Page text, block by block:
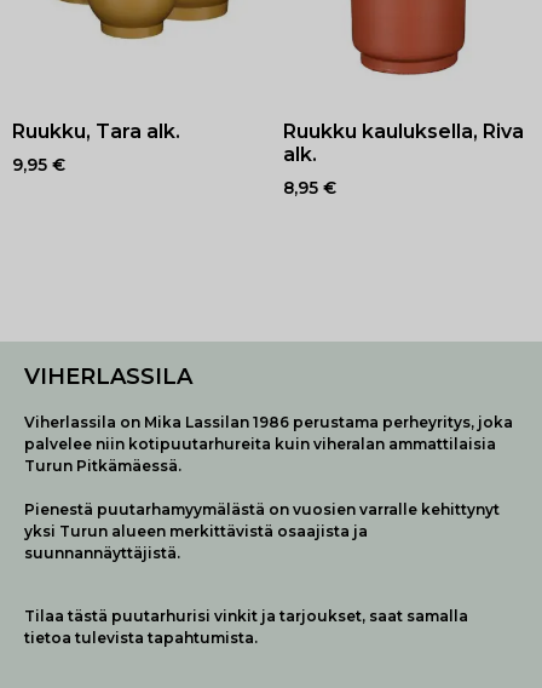
Ruukku, Tara alk.
9,95 €
Ruukku kauluksella, Riva
alk.
8,95 €
VIHERLASSILA
Viherlassila on Mika Lassilan 1986 perustama perheyritys, joka
palvelee niin kotipuutarhureita kuin viheralan ammattilaisia
Turun Pitkämäessä.
Pienestä puutarhamyymälästä on vuosien varralle kehittynyt
yksi Turun alueen merkittävistä osaajista ja
suunnannäyttäjistä.
Tilaa tästä puutarhurisi vinkit ja tarjoukset, saat samalla
tietoa tulevista tapahtumista.